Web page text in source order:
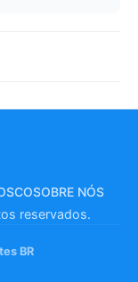
SOBRE NÓS
reservados.
BR